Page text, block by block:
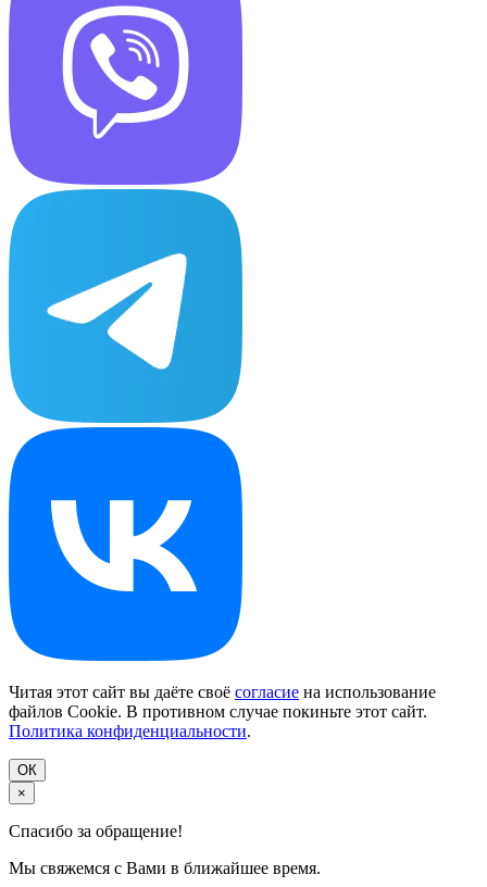
Читая этот сайт вы даёте своё согласие на использование
файлов Cookie. В противном случае покиньте этот сайт.
Политика конфиденциальности.
ОК
×
Спасибо за обращение!
Мы свяжемся с Вами в ближайшее время.